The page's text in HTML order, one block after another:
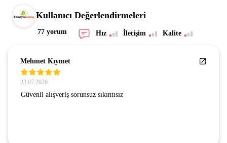
Kullanıcı Değerlendirmeleri
77 yorum Hız İletişim Kalite
Mehmet Kıymet
23.07.2026
Güvenli alışveriş sorunsuz sıkıntısız